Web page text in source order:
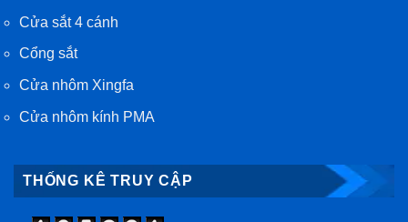
Cửa sắt 4 cánh
Cổng sắt
Cửa nhôm Xingfa
Cửa nhôm kính PMA
THỐNG KÊ TRUY CẬP